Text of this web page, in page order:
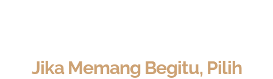
Jika Memang Begitu, Pilih